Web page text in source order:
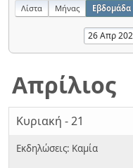
Λίστα Μήνας Εβδομάδα
Απρίλιος
Κυριακή - 21